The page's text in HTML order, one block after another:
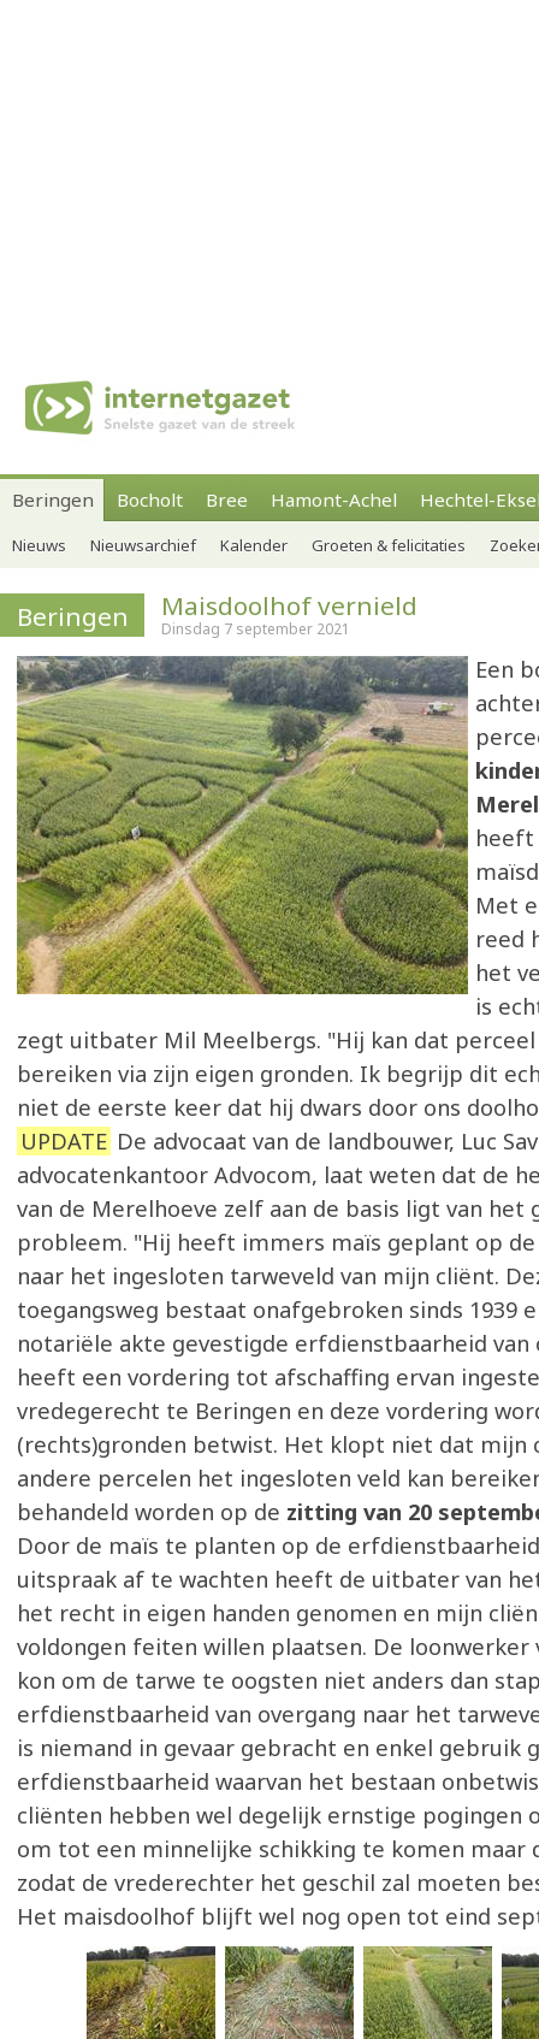
Beringen Bocholt Bree Hamont-Achel Hechtel-
Nieuws Nieuwsarchief Kalender Groeten & felicitaties
Beringen Maisdoolhof vernield
Dinsdag 7 september 2021
Een
Met
reed
het
is
zegt uitbater Mil Meelbergs. "Hij kan dat
bereiken via zijn eigen gronden. Ik begrijp dit
niet de eerste keer dat hij dwars door ons
UPDATE De advocaat van de landbouwer, Luc
advocatenkantoor Advocom, laat weten dat de
van de Merelhoeve zelf aan de basis ligt van het
probleem. "Hij heeft immers maïs geplant op
naar het ingesloten tarweveld van mijn cliënt.
toegangsweg bestaat onafgebroken sinds 1939
notariële akte gevestigde erfdienstbaarheid van
heeft een vordering tot afschaffing ervan
vredegerecht te Beringen en deze vordering
(rechts)gronden betwist. Het klopt niet dat mijn
andere percelen het ingesloten veld kan
behandeld worden op de zitting van 20
Door de maïs te planten op de
uitspraak af te wachten heeft de uitbater van
het recht in eigen handen genomen en mijn
voldongen feiten willen plaatsen. De loonwerker
kon om de tarwe te oogsten niet anders dan
erfdienstbaarheid van overgang naar het
is niemand in gevaar gebracht en enkel gebruik
erfdienstbaarheid waarvan het bestaan
cliënten hebben wel degelijk ernstige pogingen
om tot een minnelijke schikking te komen maar
zodat de vrederechter het geschil zal moeten
Het maisdoolhof blijft wel nog open tot eind